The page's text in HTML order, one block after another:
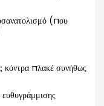
(που
κόντρα πλακέ συνήθως